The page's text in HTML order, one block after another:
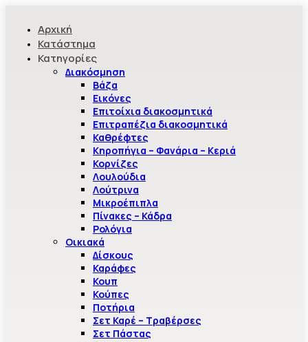
Αρχική
Κατάστημα
Κατηγορίες
Διακόσμηση
Βάζα
Εικόνες
Επιτοίχια διακοσμητικά
Επιτραπέζια διακοσμητικά
Καθρέφτες
Κηροπήγια – Φανάρια – Κεριά
Κορνίζες
Λουλούδια
Λούτρινα
Μικροέπιπλα
Πίνακες – Κάδρα
Ρολόγια
Οικιακά
Δίσκους
Καράφες
Κουπ
Κούπες
Ποτήρια
Σετ Καρέ – Τραβέρσες
Σετ Πάστας